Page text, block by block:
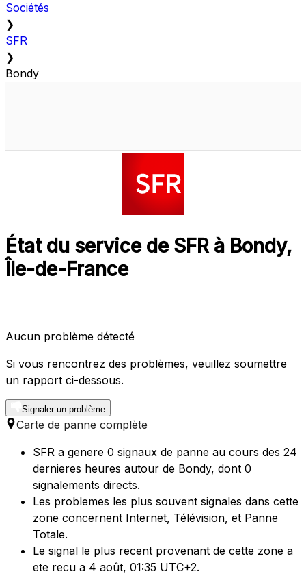
Sociétés
❯
SFR
❯
Bondy
État du service de SFR à Bondy,
Île-de-France
Aucun problème détecté
Si vous rencontrez des problèmes, veuillez soumettre
un rapport ci-dessous.
Signaler un problème
Carte de panne complète
SFR a genere 0 signaux de panne au cours des 24
dernieres heures autour de Bondy, dont 0
signalements directs.
Les problemes les plus souvent signales dans cette
zone concernent Internet, Télévision, et Panne
Totale.
Le signal le plus recent provenant de cette zone a
ete recu a 4 août, 01:35 UTC+2.